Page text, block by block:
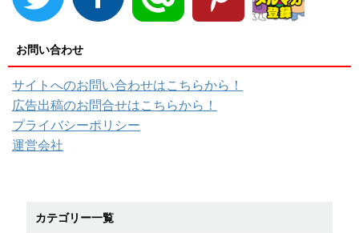
お問い合わせ
サイトへのお問い合わせはこちらから！
広告出稿のお問合せはこちらから！
プライバシーポリシー
運営会社
カテゴリー一覧